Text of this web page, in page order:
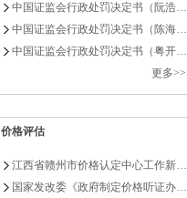
中国证监会行政处罚决定书（阮浩…
中国证监会行政处罚决定书（陈海…
中国证监会行政处罚决定书（粤开…
更多>>
价格评估
江西省赣州市价格认定中心工作新…
国家发改委《政府制定价格听证办…